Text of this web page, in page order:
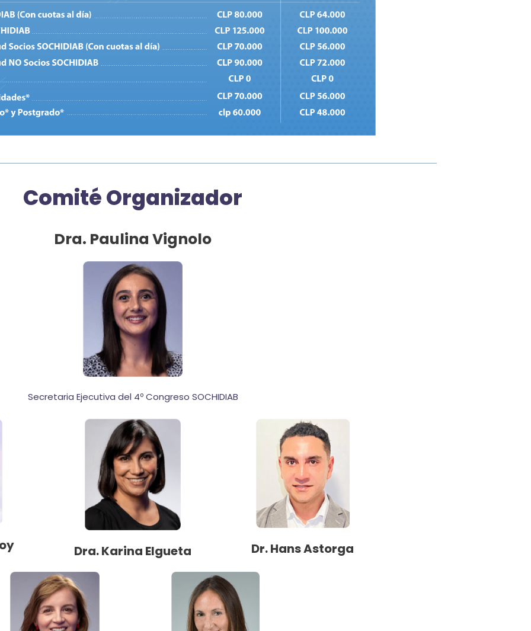
Comité Organizador
Dra. Paulina Vignolo
Secretaria Ejecutiva del 4º Congreso SOCHIDIAB
Dra. Karina Elgueta Dr. Hans Astorga